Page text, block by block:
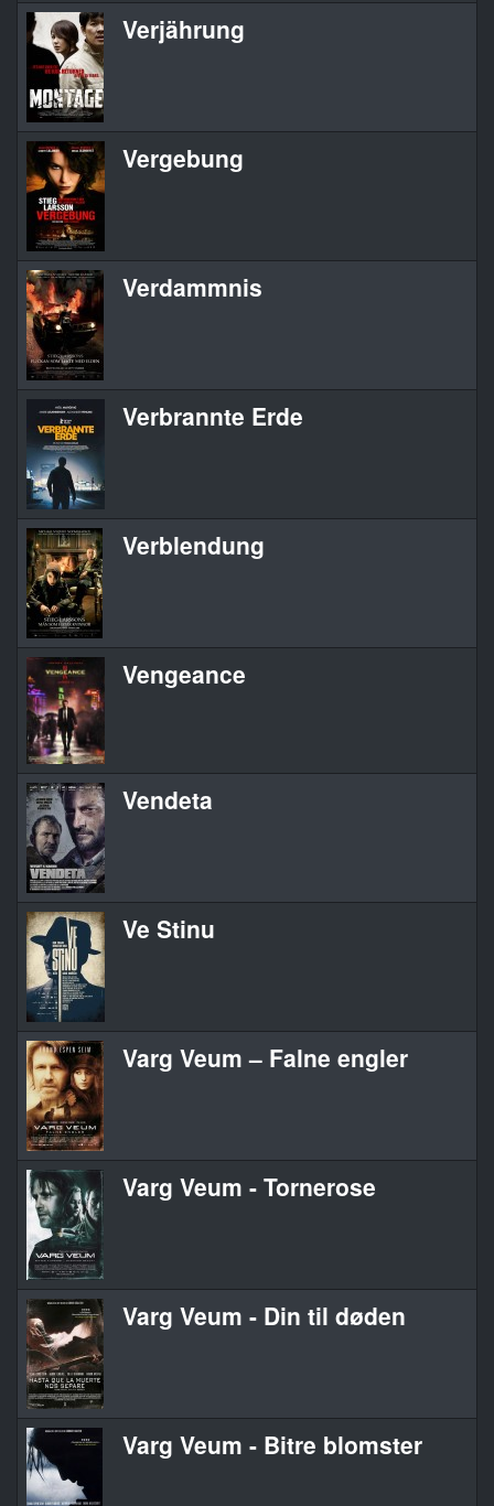
Verjährung
Vergebung
Verdammnis
Verbrannte Erde
Verblendung
Vengeance
Vendeta
Ve Stinu
Varg Veum – Falne engler
Varg Veum - Tornerose
Varg Veum - Din til døden
Varg Veum - Bitre blomster